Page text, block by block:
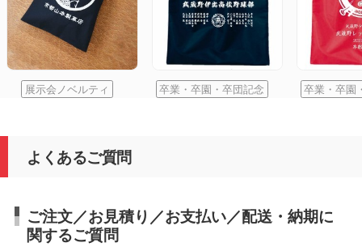
展示会ノベルティ 卒業・卒園・卒団記念 卒業・卒園
よくあるご質問
ご注文／お見積り／お支払い／配送・納期に
関するご質問